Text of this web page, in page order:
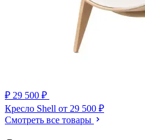
₽ 29 500 ₽
Кресло Shell от 29 500 ₽
Смотреть все товары